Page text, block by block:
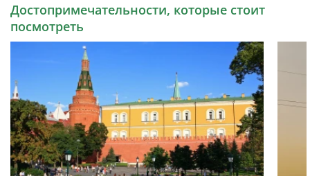
Достопримечательности, которые стоит
посмотреть